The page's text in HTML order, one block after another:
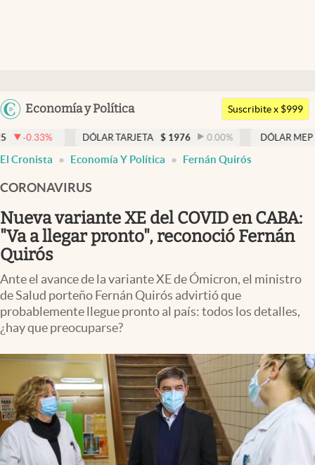
Argentina
Uruguay
Economía y Política
Members
Economía y Política
Finanzas y Mercados
Mercados Online
Negocios
Columnistas
Apertura
Mundial 2026
Eventos Corporativos
El Cronista Studio
Suscribite x $999
DÓLAR TARJETA $ 1976 0.00% DÓLAR MEP $ 1526,03
El Cronista Economía Y Política Fernán Quirós
CORONAVIRUS
Nueva variante XE del COVID en CABA:
"Va a llegar pronto", reconoció Fernán
Quirós
Ante el avance de la variante XE de Ómicron, el ministro
de Salud porteño Fernán Quirós advirtió que
probablemente llegue pronto al país: todos los detalles,
¿hay que preocuparse?